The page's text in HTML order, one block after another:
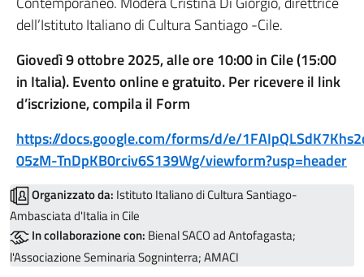
dell’Istituto Italiano di Cultura Santiago -Cile.
Giovedì 9 ottobre 2025, alle ore 10:00 in Cile (15:00
in Italia). Evento online e gratuito.Per ricevere il link
d’iscrizione, compila il Form
https://docs.google.com/forms/d/e/
05zM-TnDpKB0rciv6S139Wg/viewform?usp=header
Organizzato da: Istituto Italiano di Cultura Santiago-
Ambasciata d'Italia in Cile
In collaborazione con: Bienal SACO ad Antofagasta;
l'Associazione Seminaria Sogninterra; AMACI